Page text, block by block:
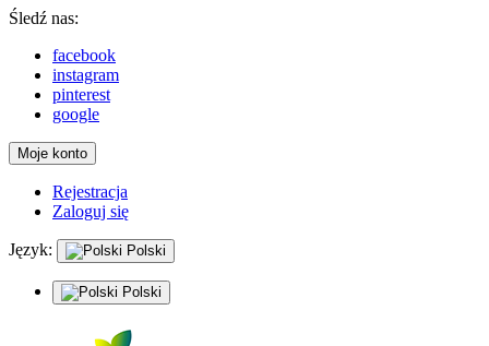
Śledź nas:
facebook
instagram
pinterest
google
Moje konto
Rejestracja
Zaloguj się
Język: Polski
Polski